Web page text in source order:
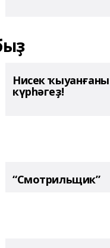
Нисек
күрһәгеҙ!
“Смотрильщик”